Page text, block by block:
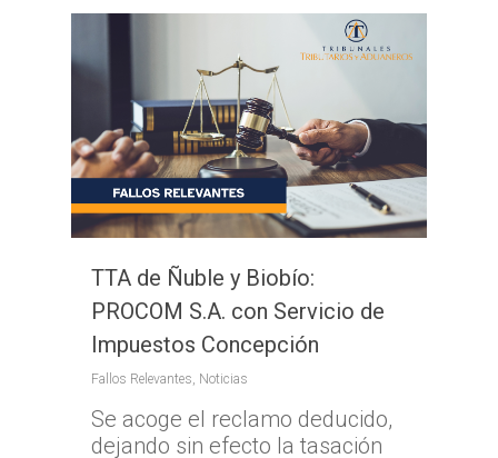
TTA de Ñuble y Biobío:
PROCOM S.A. con Servicio de
Impuestos Concepción
Fallos Relevantes, Noticias
Se acoge el reclamo deducido,
dejando sin efecto la tasación
Inicio
TTA
Estadísticas TTA
Qué reclamar
Actividad TTA